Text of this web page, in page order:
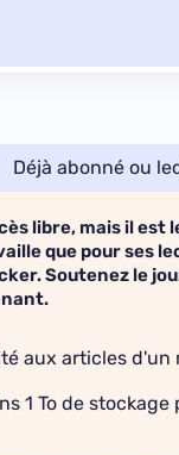
Déjà abonné ou
libre, mais il est
que pour ses
Soutenez le
aux articles d'un
1 To de stockage